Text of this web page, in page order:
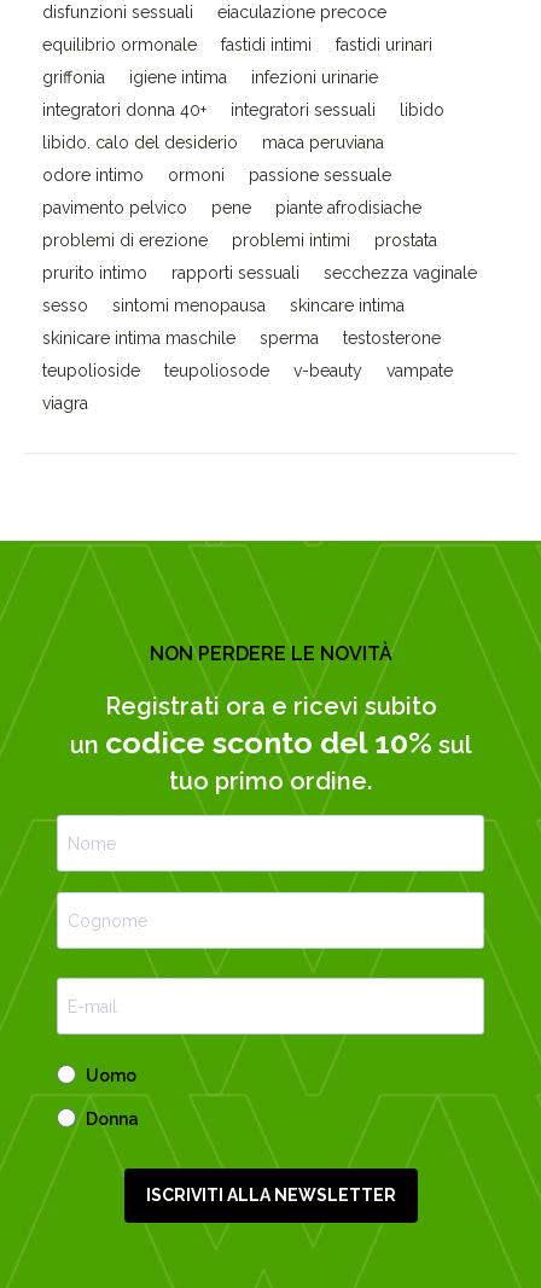
disfunzioni sessuali
eiaculazione precoce
equilibrio ormonale
fastidi intimi
fastidi urinari
griffonia
igiene intima
infezioni urinarie
integratori donna 40+
integratori sessuali
libido
libido. calo del desiderio
maca peruviana
odore intimo
ormoni
passione sessuale
pavimento pelvico
pene
piante afrodisiache
problemi di erezione
problemi intimi
prostata
prurito intimo
rapporti sessuali
secchezza vaginale
sesso
sintomi menopausa
skincare intima
skinicare intima maschile
sperma
testosterone
teupolioside
teupoliosode v-beauty
vampate
viagra
NON PERDERE LE NOVITÀ
Registrati ora e ricevi subito
un codice sconto del 10% sul
tuo primo ordine.
Uomo
Donna
ISCRIVITI ALLA NEWSLETTER